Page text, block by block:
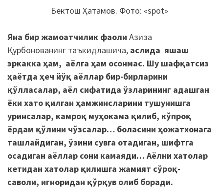
Бектош Ҳатамов. Фото: «spot»
Яна бир жамоатчилик фаоли Азиза
Қурбонованинг таъкидлашича, аслида яшаш
эркакка ҳам, аёлга ҳам осонмас. Шу шафқатсиз
ҳаётда ҳеч йўқ аёллар бир-бирларини
қўлласалар, аёл сифатида ўзларининг адашган
ёки хато қилган ҳамжинсларини тушунишга
уринсалар, камроқ муҳокама қилиб, кўпроқ
ёрдам қўлини чўзсалар… боласини ҳожатхонага
ташлайдиган, ўзини сувга отадиган, шифтга
осадиган аёллар сони камаяди… Аёлни хатолар
кетидан хатолар қилишга жамият сўроқ-
саволи, игноридан қўрқув олиб боради.